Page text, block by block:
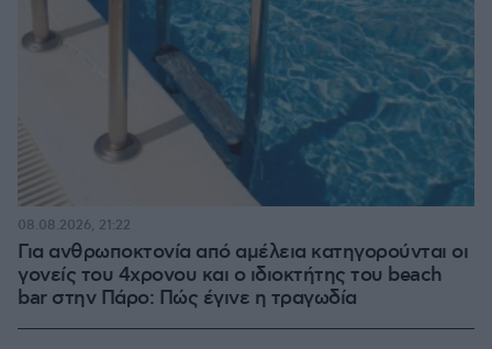
Για ανθρωποκτονία από αμέλεια κατηγορούνται οι
γονείς του 4χρονου και ο ιδιοκτήτης του beach
bar στην Πάρο: Πώς έγινε η τραγωδία
08.08.2026, 21:22